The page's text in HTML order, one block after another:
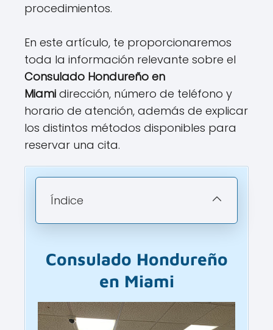
procedimientos.
En este artículo, te proporcionaremos
toda la información relevante sobre el
Consulado Hondureño en
Miami dirección, número de teléfono y
horario de atención, además de explicar
los distintos métodos disponibles para
reservar una cita.
Índice
Consulado Hondureño
en Miami